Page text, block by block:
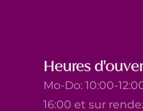
Heures
Mo-Do: 10:00-
16:00 et sur